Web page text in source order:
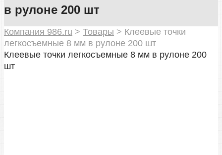
в рулоне 200 шт
Компания 986.ru > Товары > Клеевые точки
легкосъемные 8 мм в рулоне 200 шт
Клеевые точки легкосъемные 8 мм в рулоне 200
шт